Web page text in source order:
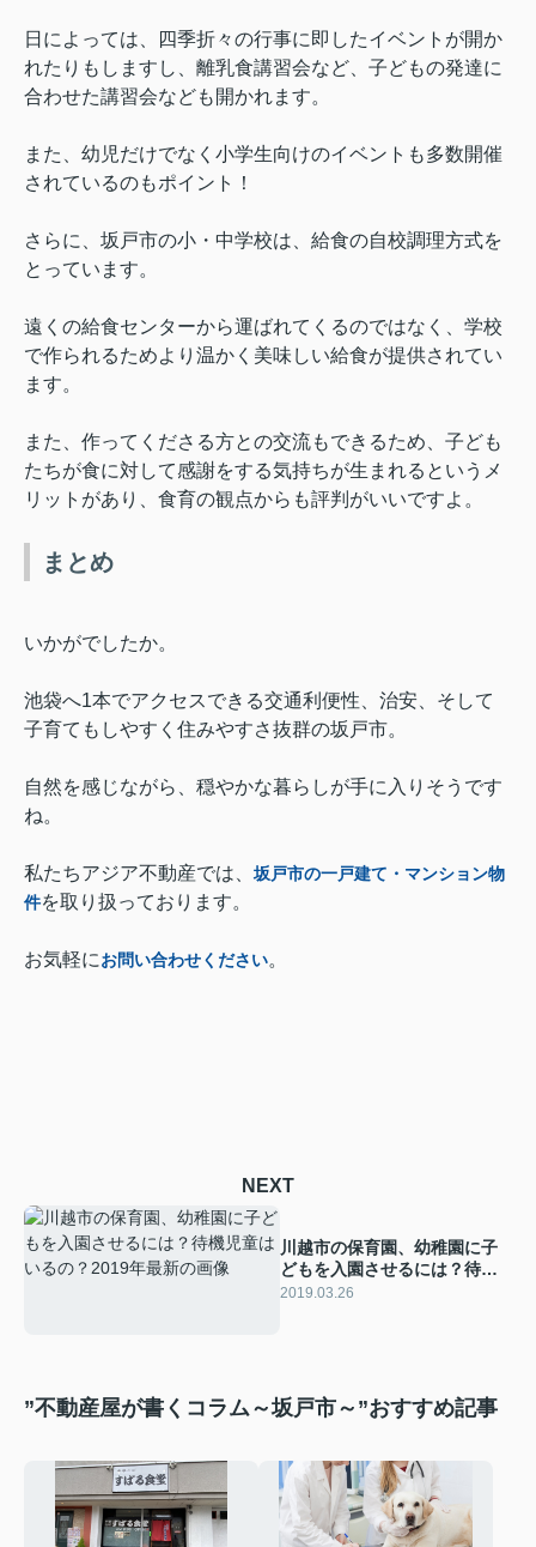
日によっては、四季折々の行事に即したイベントが開か
れたりもしますし、離乳食講習会など、子どもの発達に
合わせた講習会なども開かれます。
また、幼児だけでなく小学生向けのイベントも多数開催
されているのもポイント！
さらに、坂戸市の小・中学校は、給食の自校調理方式を
とっています。
遠くの給食センターから運ばれてくるのではなく、学校
で作られるためより温かく美味しい給食が提供されてい
ます。
また、作ってくださる方との交流もできるため、子ども
たちが食に対して感謝をする気持ちが生まれるというメ
リットがあり、食育の観点からも評判がいいですよ。
まとめ
いかがでしたか。
池袋へ1本でアクセスできる交通利便性、治安、そして
子育てもしやすく住みやすさ抜群の坂戸市。
自然を感じながら、穏やかな暮らしが手に入りそうです
ね。
私たちアジア不動産では、坂戸市の一戸建て・マンション物
件を取り扱っております。
お気軽にお問い合わせください。
NEXT
川越市の保育園、幼稚園に子
どもを入園させるには？待機
児童はいるの？2019年最新
2019.03.26
”不動産屋が書くコラム～坂戸市～”おすすめ記事